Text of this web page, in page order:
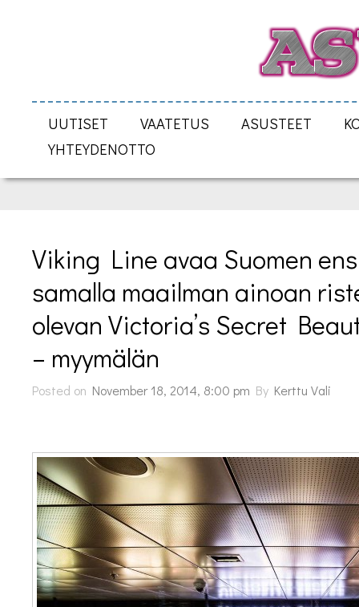
UUTISET VAATETUS ASUSTEET
YHTEYDENOTTO
Viking Line avaa Suomen
samalla maailman ainoan
olevan Victoria’s Secret
– myymälän
Posted on November 18, 2014, 8:00 pm By Kerttu Vali